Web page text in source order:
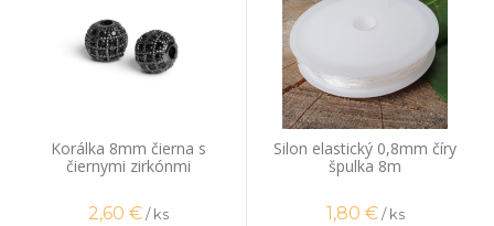
Korálka 8mm čierna s
čiernymi zirkónmi
2,60 €/ ks
Silon elastický 0,8mm číry
špulka 8m
1,80 € / ks